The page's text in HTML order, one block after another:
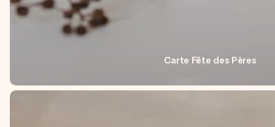
Carte Fête des Pères